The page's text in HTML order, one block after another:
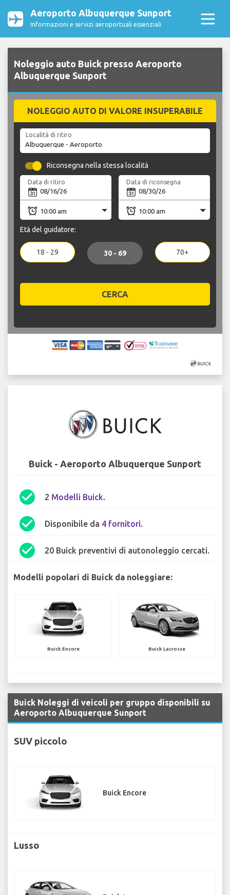
Aeroporto Albuquerque Sunport
Informazioni e servizi aeroportuali essenziali
Noleggio auto Buick presso Aeroporto
Albuquerque Sunport
NOLEGGIO AUTO DI VALORE INSUPERABILE
Località di ritiro
Riconsegna nella stessa località
Data di ritiro Data di riconsegna
Età del guidatore:
18 - 29 30 - 69 70+
CERCA
Buick - Aeroporto Albuquerque Sunport
check_circle 2 Modelli Buick.
check_circle Disponibile da 4 fornitori.
check_circle 20 Buick preventivi di autonoleggio cercati.
Modelli popolari di Buick da noleggiare:
Buick Encore Buick Lacrosse
Buick Noleggi di veicoli per gruppo disponibili su
Aeroporto Albuquerque Sunport
SUV piccolo
Buick Encore
Lusso